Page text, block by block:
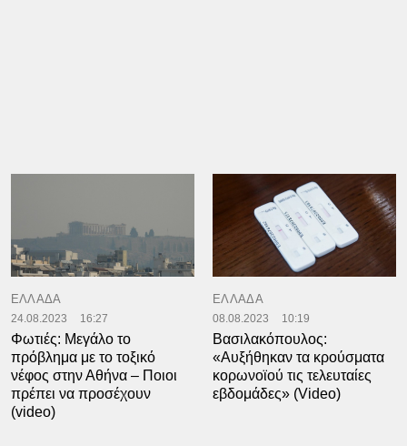
ΕΛΛΑΔΑ
24.08.2023 16:27
Φωτιές: Μεγάλο το
πρόβλημα με το τοξικό
νέφος στην Αθήνα – Ποιοι
πρέπει να προσέχουν
(video)
ΕΛΛΑΔΑ
08.08.2023 10:19
Βασιλακόπουλος:
«Αυξήθηκαν τα κρούσματα
κορωνοϊού τις τελευταίες
εβδομάδες» (Video)